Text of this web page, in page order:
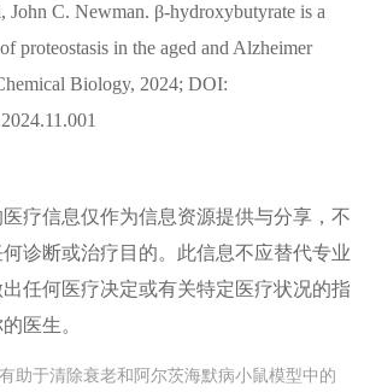
John C. Newman. β-hydroxybutyrate is a
proteostasis in the aged and Alzheimer
Biology, 2024; DOI:
医疗信息仅作为信息资源提供与分享，不
诊断或治疗目的。此信息不应替代专业
任何医疗决定或有关特定医疗状况的指
医生。
助于清除衰老和阿尔茨海默病小鼠模型中的